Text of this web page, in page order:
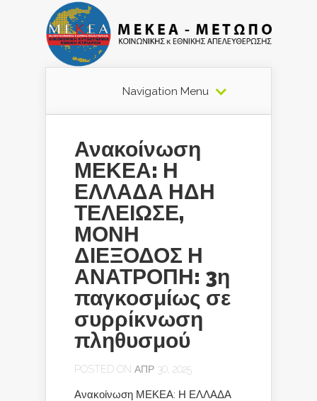
Navigation Menu
Ανακοίνωση
ΜΕΚΕΑ: Η
ΕΛΛΑΔΑ ΗΔΗ
ΤΕΛΕΙΩΣΕ,
ΜΟΝΗ
ΔΙΕΞΟΔΟΣ Η
ΑΝΑΤΡΟΠΗ: 3η
παγκοσμίως σε
συρρίκνωση
πληθυσμού
POSTED ON ΑΠΡ 30, 2025
Ανακοίνωση ΜΕΚΕΑ: Η ΕΛΛΑΔΑ